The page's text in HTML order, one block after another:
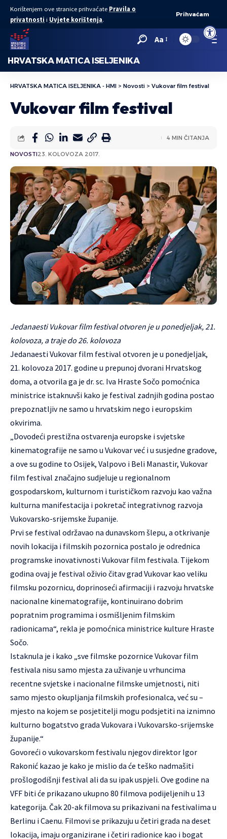
Open
Korištenjem ove stranice prihvaćate Pravila o
privatnosti i Uvjete korištenja.
Prihvaćam
Aa
HRVATSKA MATICA ISELJENIKA
HRVATSKA MATICA ISELJENIKA - HMI > Novosti > Vukovar film festival
Vukovar film festival
NOVOSTI23. KOLOVOZA 2017.
4 MIN ČITANJA
Jedanaesti Vukovar film festival otvoren je u ponedjeljak, 21.
kolovoza, a traje do 26. kolovoza
Jedanaesti Vukovar film festival otvoren je u ponedjeljak,
21. kolovoza 2017. godine u prepunoj dvorani Hrvatskog
doma, a otvorila ga je dr. sc. Iva Hraste Sočo pomoćnica
ministrice istaknuvši kako je festival zadnjih godina postao
prepoznatljiv ne samo u hrvatskim nego i europskim
okvirima.
„Dovodeći prestižna ostvarenja europske i svjetske
kinematografije ne samo u Vukovar već i u susjedne gradove,
a ove su godine to Osijek, Valpovo i Beli Manastir, Vukovar
film festival značajno sudjeluje u regionalnom
gospodarskom, kulturnom i turističkom razvoju kao važna
kulturna manifestacija i pokretač integrativnog razvoja
Vukovarsko-srijemske županije.
Prvi se festival održavao na dunavskom šlepu, a otkrivanje
novih lokacija i filmskih pozornica postalo je odrednica
programske inovativnosti Vukovar film festivala. Tijekom
godina ovaj je festival oživio čitav grad Vukovar kao veliku
filmsku pozornicu, doprinoseći afirmaciji i razvoju hrvatske
nacionalne kinematografije, kontinuirano dobrim
popratnim programima i osmišljenim filmskim
radionicama“, rekla je pomoćnica ministrice kulture Hraste
Sočo.
Istaknula je i kako „sve filmske pozornice Vukovar film
festivala nisu samo mjesta za uživanje u vrhuncima
recentne svjetske i nacionalne filmske umjetnosti, niti
samo mjesto okupljanja filmskih profesionalca, već su –
mjesto na kojem se posjetitelji mogu podsjetiti na iznimno
kulturno bogatstvo grada Vukovara i Vukovarsko-srijemske
županije.“
Govoreći o vukovarskom festivalu njegov direktor Igor
Rakonić kazao je kako je mislio da će teško nadmašiti
prošlogodišnji festival ali da su ipak uspjeli. Ove godine na
VFF biti će prikazano ukupno 80 filmova podijeljenih u 13
kategorija. Čak 20-ak filmova su prikazivani na festivalima u
Berlinu i Caenu. Filmovi se prikazuju u četiri grada na deset
lokacija, imaju organizirane i četiri radionice kao i bogat